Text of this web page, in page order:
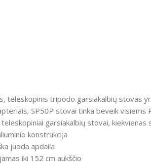
teleskopinis tripodo garsiakalbių stovas
SP50P stovai tinka beveik visiems
teleskopiniai garsiakalbių stovai, kiekvienas
konstrukcija
juoda apdaila
iki 152 cm aukščio